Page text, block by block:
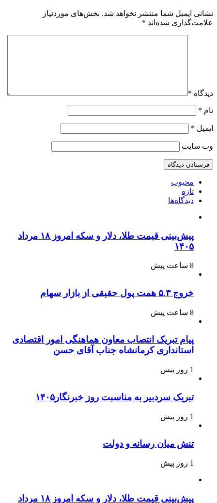
نشانی ایمیل شما منتشر نخواهد شد. بخش‌های موردنیاز
علامت‌گذاری شده‌اند *
دیدگاه *
نام *
ایمیل *
وب‌ سایت
محبوب
تازه
دیدگاه‌ها
پیش‌بینی قیمت طلا، دلار و سکه امروز ۱۸ مرداد
۱۴۰۵
8 ساعت پیش
خروج ۵.۳ همت پول حقیقی از بازار سهام
8 ساعت پیش
پیام تبریک انتصاب معاون هماهنگی امور اقتصادی
استانداری کرمانشاه جناب آقای حسن
1 روز پیش
تبریک سردبیر به مناسبت روز خبرنگار۱۴۰۵
1 روز پیش
تنش میان رسانه و دولت
1 روز پیش
پیش‌بینی قیمت طلا، دلار و سکه امروز ۱۸ مرداد